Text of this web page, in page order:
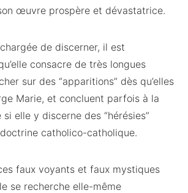
œuvre prospère et dévastatrice.
de discerner, il est
consacre de très longues
sur des “apparitions” dès qu’elles
Marie, et concluent parfois à la
elle y discerne des “hérésies”
catholico-catholique.
faux voyants et faux mystiques
se recherche elle-même